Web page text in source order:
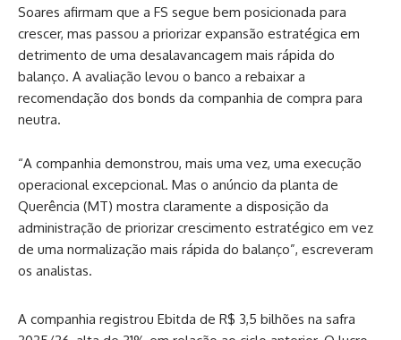
Soares afirmam que a FS segue bem posicionada para
crescer, mas passou a priorizar expansão estratégica em
detrimento de uma desalavancagem mais rápida do
balanço. A avaliação levou o banco a rebaixar a
recomendação dos bonds da companhia de compra para
neutra.
“A companhia demonstrou, mais uma vez, uma execução
operacional excepcional. Mas o anúncio da planta de
Querência (MT) mostra claramente a disposição da
administração de priorizar crescimento estratégico em vez
de uma normalização mais rápida do balanço”, escreveram
os analistas.
A companhia registrou Ebitda de R$ 3,5 bilhões na safra